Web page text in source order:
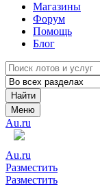
Магазины
Форум
Помощь
Блог
Найти
Меню
Au.ru
Au.ru
Разместить
Разместить